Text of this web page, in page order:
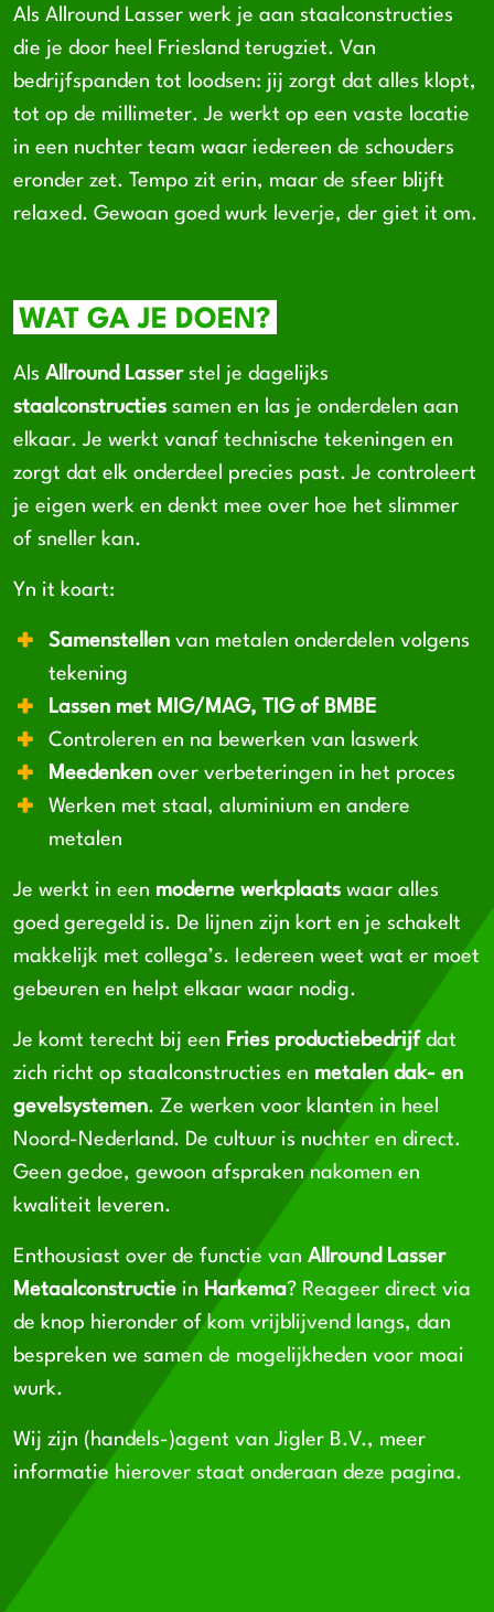
Als Allround Lasser werk je aan staalconstructies
die je door heel Friesland terugziet. Van
bedrijfspanden tot loodsen: jij zorgt dat alles klopt,
tot op de millimeter. Je werkt op een vaste locatie
in een nuchter team waar iedereen de schouders
eronder zet. Tempo zit erin, maar de sfeer blijft
relaxed. Gewoan goed wurk leverje, der giet it om.
WAT GA JE DOEN?
Als Allround Lasserstel je dagelijks
staalconstructies samen en las je onderdelen aan
elkaar. Je werkt vanaf technische tekeningen en
zorgt dat elk onderdeel precies past. Je controleert
je eigen werk en denkt mee over hoe het slimmer
of sneller kan.
Yn it koart:
Samenstellen van metalen onderdelen volgens
tekening
Lassen met MIG/MAG, TIG of BMBE
Controleren en na bewerken van laswerk
Meedenken over verbeteringen in het proces
Werken met staal, aluminium en andere
metalen
Je werkt in een moderne werkplaats waar alles
goed geregeld is. De lijnen zijn kort en je schakelt
makkelijk met collega’s. Iedereen weet wat er moet
gebeuren en helpt elkaar waar nodig.
Je komt terecht bij een Fries productiebedrijf dat
zich richt op staalconstructies en metalen dak- en
gevelsystemen. Ze werken voor klanten in heel
Noord-Nederland. De cultuur is nuchter en direct.
Geen gedoe, gewoon afspraken nakomen en
kwaliteit leveren.
Enthousiast over de functie van Allround Lasser
Metaalconstructie in Harkema? Reageer direct via
de knop hieronder of kom vrijblijvend langs, dan
bespreken we samen de mogelijkheden voor moai
wurk.
Wij zijn (handels-)agent van Jigler B.V., meer
informatie hierover staat onderaan deze pagina.